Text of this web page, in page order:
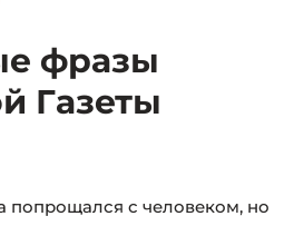
фразы
Газеты
попрощался с человеком, но